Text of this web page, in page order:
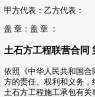
甲方代表：乙方代表：
盖 章：盖 章 ：
土石方工程联营合同
依照《中华人民共和国合
方的责任、权利和义务
土石方工程施工承包有